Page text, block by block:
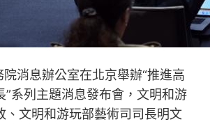
消息辦公室在北京舉辦“推進高
”系列主題消息發布會，文明和游
、文明和游玩部藝術司司長明文